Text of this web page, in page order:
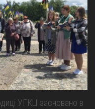
УГКЦ засновано в